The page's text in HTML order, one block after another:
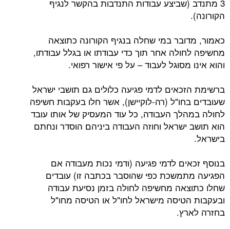
3 מתנדב (שביצע עבודות התנדבות בהקשר לנגיף
הקורונה).
כאמור, מדובר במי שחלה בנגיף הקורונה כתוצאה
מחשיפה לחולה אחר תוך כדי עבודתו או בגלל עבודתו,
והוא אינו מסוגל לעבוד – על פי אישור רפואי.
ברשימת הזכאים לדמי פגיעה כלולים גם תושבי ישראל
שעובדים בחו"ל (רה-לוקיישן), אשר חלו בעקבות חשיפה
לחולה במהלך העבודה, כל עוד המעסיק של אותו עובד
הוא תושב ישראל וחוזה העבודה ביניהם הוסדר ונחתם
בישראל.
בנוסף זכאים לדמי פגיעה (ודמי נכות מעבודה אם
הפגיעה מתמשכת כפי שהוסבר בכתבה זו) עובדים
שחלו כתוצאה מחשיפה לחולה בזמן נסיעת עבודה
ובעקבות הטיסה מישראל לחו"ל או הטיסה מחו"ל
בחזרה לארץ.